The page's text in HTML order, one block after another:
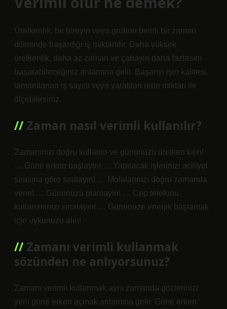
Üretkenlik, bir bireyin veya grubun belirli bir zaman
diliminde başardığı iş miktarıdır. Daha yüksek
üretkenlik, daha az zaman ve çabayla daha fazlasını
başarabileceğiniz anlamına gelir. Başarıyı işin kalitesi,
tamamlanan iş sayısı veya yaratılan ürün miktarı ile
ölçebilirsiniz.
Zaman nasıl verimli kullanılır?
Zamanınızı doğru kullanın ve gününüzü üretken kılın!
… Güne erken başlayın! … Yapılacak işlerinizi aciliyet
sırasına göre sıralayın! … Molalarınızı doğru zamanda
verin! … Gününüzü planlayın! … Cep telefonu
kullanımınızı sınırlayın! … Gününüze enerjik başlamak
için uykunuzu alın!
Zamanı verimli kullanmak
sözünden ne anlıyorsunuz?
Zamanı verimli kullanmak aynı zamanda gözlerinizi
yeni güne erken açmak anlamına gelir. Güne erken